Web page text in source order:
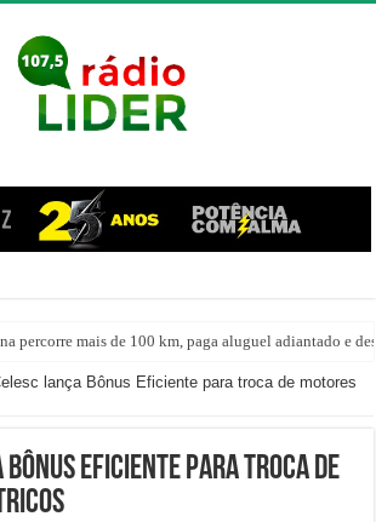
percorre mais de 100 km, paga aluguel adiantado e
lança Bônus Eficiente para troca de motores
Bônus Eficiente para troca de